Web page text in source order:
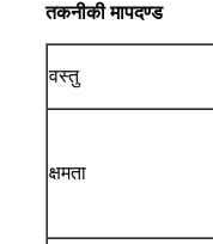
तकनीकी मापदण्ड
वस्तु
क्षमता